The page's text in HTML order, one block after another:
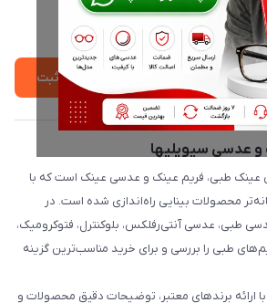
خبر شوید
ثبت
و عدسی سیویلیها
عینک طبی، فریم عینک و عدسی عینک است که با
محصولات بینایی راه‌اندازی شده است. در
طبی، عدسی آنتی‌رفلکس، بلوکنترل، فتوکرومیک،
طبی را بررسی و برای خرید مناسب‌ترین گزینه
ارائه برندهای معتبر، توضیحات دقیق محصولات و